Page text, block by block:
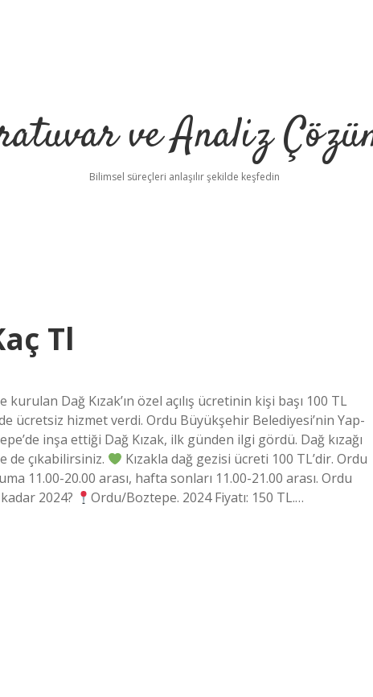
ve Analiz
Bilimsel süreçleri anlaşılır şekilde keşfedin
Tl
Dağ Kızak’ın özel açılış ücretinin kişi başı 100 TL
ücretsiz hizmet verdi. Ordu Büyükşehir Belediyesi’nin Yap-
inşa ettiği Dağ Kızak, ilk günden ilgi gördü. Dağ kızağı
de çıkabilirsiniz.
Kızakla dağ gezisi ücreti 100 TL’dir. Ordu
11.00-20.00 arası, hafta sonları 11.00-21.00 arası. Ordu
2024?
Ordu/Boztepe. 2024 Fiyatı: 150 TL.…